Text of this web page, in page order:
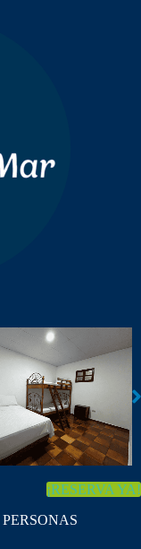
Quinta Hojas de Mar
¡RESERVA YA!